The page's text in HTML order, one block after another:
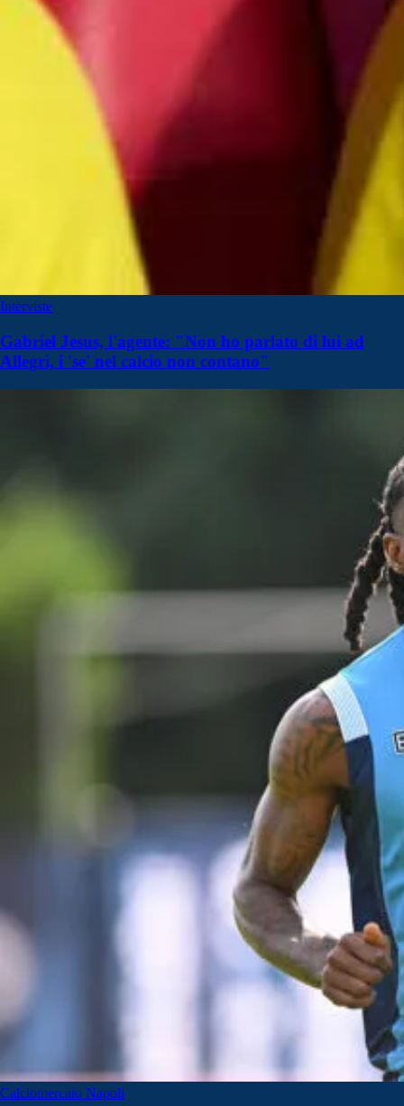
Interviste
Gabriel Jesus, l'agente: "Non ho parlato di lui ad
Allegri, i 'se' nel calcio non contano"
Calciomercato Napoli